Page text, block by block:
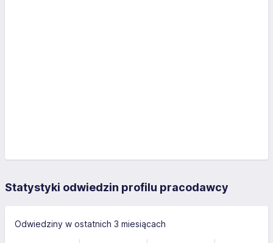
Statystyki odwiedzin profilu pracodawcy
Odwiedziny w ostatnich 3 miesiącach